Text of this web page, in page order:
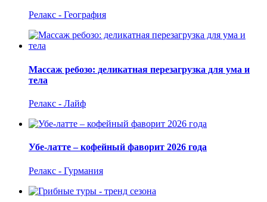
Релакс - География
Массаж ребозо: деликатная перезагрузка для ума и
тела
Релакс - Лайф
Убе-латте – кофейный фаворит 2026 года
Релакс - Гурмания